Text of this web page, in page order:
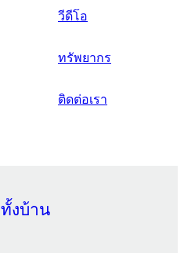
العربية
วีดีโอ
ทรัพยากร
ติดต่อเรา
ทั้งบ้าน